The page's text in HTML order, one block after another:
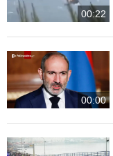
00:22
00:00